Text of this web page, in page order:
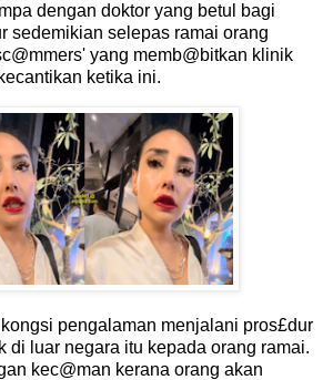
dengan doktor yang betul bagi
sedemikian selepas ramai orang
yang memb@bitkan klinik
ketika ini.
pengalaman menjalani pros£dur
di luar negara itu kepada orang ramai.
kec@man kerana orang akan